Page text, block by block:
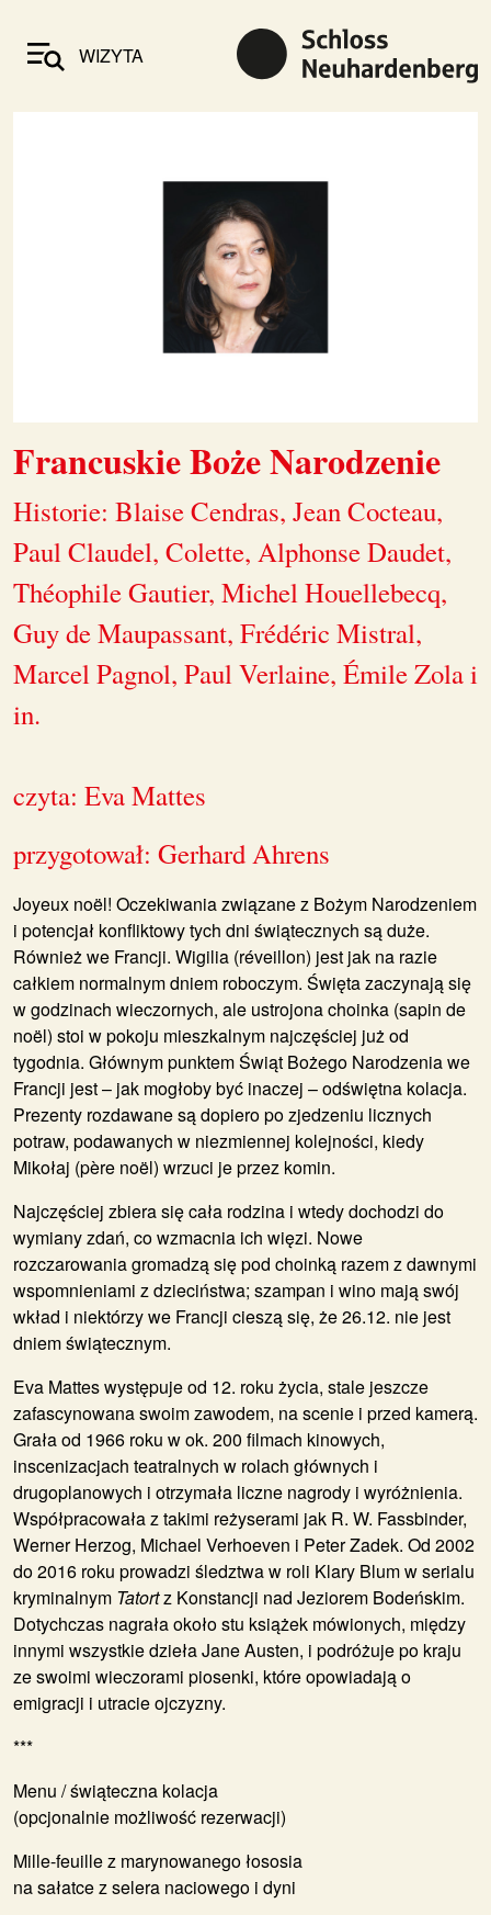
WIZYTA
Francuskie Boże Narodzenie
Historie: Blaise Cendras, Jean Cocteau,
Paul Claudel, Colette, Alphonse Daudet,
Théophile Gautier, Michel Houellebecq,
Guy de Maupassant, Frédéric Mistral,
Marcel Pagnol, Paul Verlaine, Émile Zola i
in.
czyta: Eva Mattes
przygotował: Gerhard Ahrens
Joyeux noël! Oczekiwania związane z Bożym Narodzeniem
i potencjał konfliktowy tych dni świątecznych są duże.
Również we Francji. Wigilia (réveillon) jest jak na razie
całkiem normalnym dniem roboczym. Święta zaczynają się
w godzinach wieczornych, ale ustrojona choinka (sapin de
noël) stoi w pokoju mieszkalnym najczęściej już od
tygodnia. Głównym punktem Świąt Bożego Narodzenia we
Francji jest – jak mogłoby być inaczej – odświętna kolacja.
Prezenty rozdawane są dopiero po zjedzeniu licznych
potraw, podawanych w niezmiennej kolejności, kiedy
Mikołaj (père noël) wrzuci je przez komin.
Najczęściej zbiera się cała rodzina i wtedy dochodzi do
wymiany zdań, co wzmacnia ich więzi. Nowe
rozczarowania gromadzą się pod choinką razem z dawnymi
wspomnieniami z dzieciństwa; szampan i wino mają swój
wkład i niektórzy we Francji cieszą się, że 26.12. nie jest
dniem świątecznym.
Eva Matteswystępuje od 12. roku życia, stale jeszcze
zafascynowana swoim zawodem, na scenie i przed kamerą.
Grała od 1966 roku w ok. 200 filmach kinowych,
inscenizacjach teatralnych w rolach głównych i
drugoplanowych i otrzymała liczne nagrody i wyróżnienia.
Współpracowała z takimi reżyserami jak R. W. Fassbinder,
Werner Herzog, Michael Verhoeven i Peter Zadek. Od 2002
do 2016 roku prowadzi śledztwa w roli Klary Blum w serialu
kryminalnym Tatortz Konstancji nad Jeziorem Bodeńskim.
Dotychczas nagrała około stu książek mówionych, między
innymi wszystkie dzieła Jane Austen, i podróżuje po kraju
ze swoimi wieczorami piosenki, które opowiadają o
emigracji i utracie ojczyzny.
***
Menu / świąteczna kolacja
(opcjonalnie możliwość rezerwacji)
Mille-feuille z marynowanego łososia
na sałatce z selera naciowego i dyni